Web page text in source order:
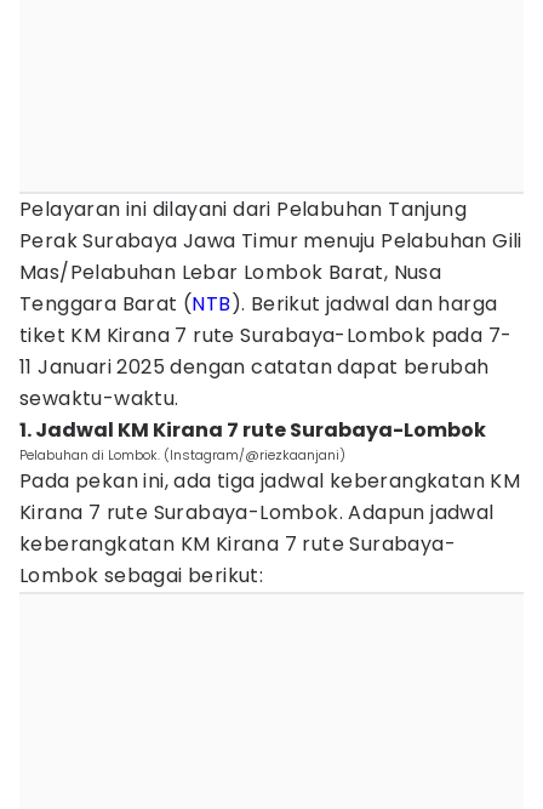
Pelayaran ini dilayani dari Pelabuhan Tanjung
Perak Surabaya Jawa Timur menuju Pelabuhan Gili
Mas/Pelabuhan Lebar Lombok Barat, Nusa
Tenggara Barat (NTB). Berikut jadwal dan harga
tiket KM Kirana 7 rute Surabaya-Lombok pada 7-
11 Januari 2025 dengan catatan dapat berubah
sewaktu-waktu.
1. Jadwal KM Kirana 7 rute Surabaya-Lombok
Pelabuhan di Lombok. (Instagram/@riezkaanjani)
Pada pekan ini, ada tiga jadwal keberangkatan KM
Kirana 7 rute Surabaya-Lombok. Adapun jadwal
keberangkatan KM Kirana 7 rute Surabaya-
Lombok sebagai berikut: